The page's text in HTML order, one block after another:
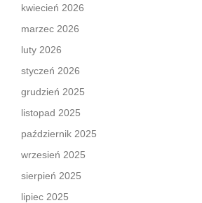
kwiecień 2026
marzec 2026
luty 2026
styczeń 2026
grudzień 2025
listopad 2025
październik 2025
wrzesień 2025
sierpień 2025
lipiec 2025